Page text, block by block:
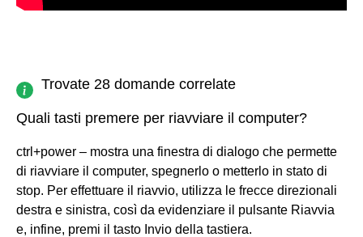
Trovate 28 domande correlate
Quali tasti premere per riavviare il computer?
ctrl+power – mostra una finestra di dialogo che permette
di riavviare il computer, spegnerlo o metterlo in stato di
stop. Per effettuare il riavvio, utilizza le frecce direzionali
destra e sinistra, così da evidenziare il pulsante Riavvia
e, infine, premi il tasto Invio della tastiera.